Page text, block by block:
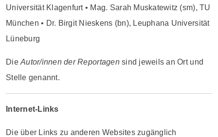
Universität Klagenfurt • Mag. Sarah Muskatewitz (sm), TU
München • Dr. Birgit Nieskens (bn), Leuphana Universität
Lüneburg
DieAutor/innen der Reportagensind jeweils an Ort und
Stelle genannt.
Internet-Links
Die über Links zu anderen Websites zugänglich